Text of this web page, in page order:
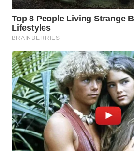
WN
CIANJUR
KEPULAUAN
SERIBU
WN
TANGERANG
WN
BINJAI